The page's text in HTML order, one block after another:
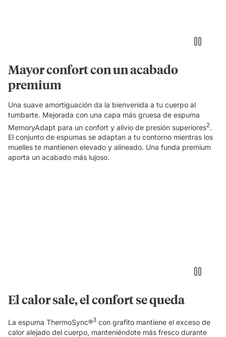
Pro
mattress,
showing
the
textured
cover
and
gold
trim
in
Mayor confort con un acabado
premium
Una suave amortiguación da la bienvenida a tu cuerpo al
tumbarte. Mejorada con una capa más gruesa de espuma
MemoryAdapt para un confort y alivio de presión superiores2
El conjunto de espumas se adaptan a tu contorno mientras los
muelles te mantienen elevado y alineado. Una funda premium
aporta un acabado más lujoso.
shown
on
side.
El calor sale, el confort se queda
La espuma ThermoSync®3 con grafito mantiene el exceso de
calor alejado del cuerpo, manteniéndote más fresco durante